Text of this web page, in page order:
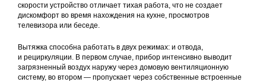
скорости устройство отличает тихая работа, что не создает
дискомфорт во время нахождения на кухне, просмотров
телевизора или беседе.
Вытяжка способна работать в двух режимах: и отвода,
и рециркуляции. В первом случае, прибор интенсивно выводит
загрязненный воздух наружу через домовую вентиляционную
систему, во втором — пропускает через собственные встроенные